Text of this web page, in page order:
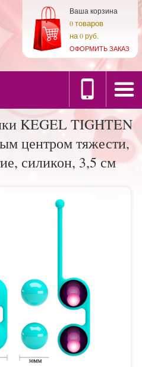
Ваша корзина
0товаров
на0 руб.
ОФОРМИТЬ ЗАКАЗ
KEGEL TIGHTEN
центром тяжести,
силикон, 3,5 см